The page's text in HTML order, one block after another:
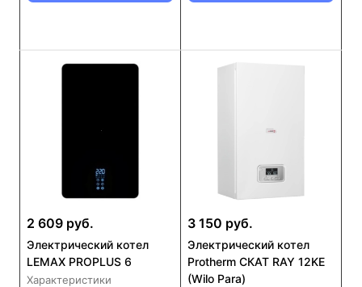
2 609 руб.
Электрический котел
LEMAX PROPLUS 6
Характеристики
3 150 руб.
Электрический котел
Protherm СКАТ RAY 12KE
(Wilo Para)